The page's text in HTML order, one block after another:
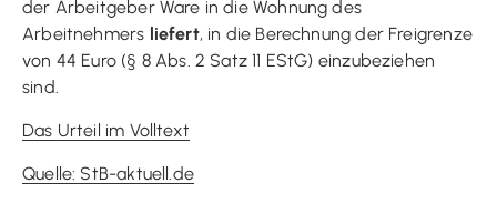
der Arbeitgeber Ware in die Wohnung des
Arbeitnehmers liefert, in die Berechnung der Freigrenze
von 44 Euro (§ 8 Abs. 2 Satz 11 EStG) einzubeziehen
sind.
Das Urteil im Volltext
Quelle: StB-aktuell.de